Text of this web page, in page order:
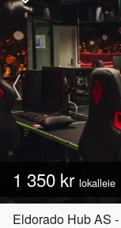
1 350 kr lokalleie
Eldorado Hub AS